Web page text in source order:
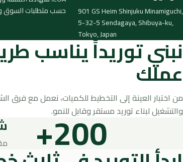
901 GS Heim Shinjuku Minamiguchi,
5-32-5 Sendagaya, Shibuya-ku,
Tokyo, Japan
حسب متطلبات السوق
نبني توريداً يناسب
عملك
من اختبار العينة إلى التخطيط للكميات، نعمل مع فرق
والتشغيل لبناء توريد مستقر وقابل للنمو.
+200